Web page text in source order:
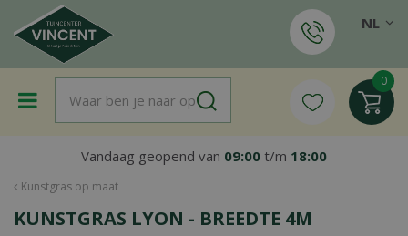
a
Kunstgras op maat
Vandaag geopend van 09:00 t/m 18:00
NL
KUNSTGRAS LYON - BREEDTE 4M